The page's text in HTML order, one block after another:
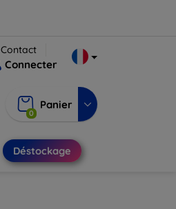
Contact
Connecter
0
Panier
Déstockage